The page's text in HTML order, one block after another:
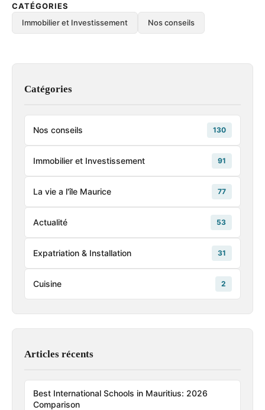
CATÉGORIES
Immobilier et Investissement
Nos conseils
Catégories
Nos conseils 130
Immobilier et Investissement 91
La vie a l'île Maurice 77
Actualité 53
Expatriation & Installation 31
Cuisine 2
Articles récents
Best International Schools in Mauritius: 2026
Comparison